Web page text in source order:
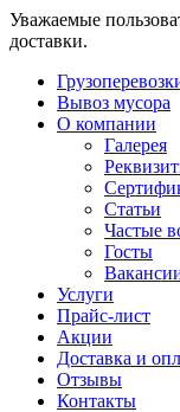
Уважаемые
доставки.
Вывоз мусора
О компании
Галерея
Статьи
Частые
Госты
Услуги
Прайс-лист
Акции
Доставка и
Отзывы
Контакты